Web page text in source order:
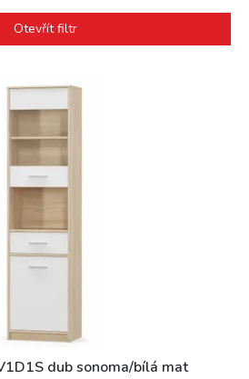
Otevřít filtr
dub sonoma/bílá mat